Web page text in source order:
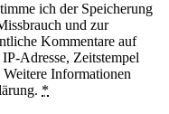
ich der Speicherung
und zur
Kommentare auf
Adresse, Zeitstempel
Informationen
*